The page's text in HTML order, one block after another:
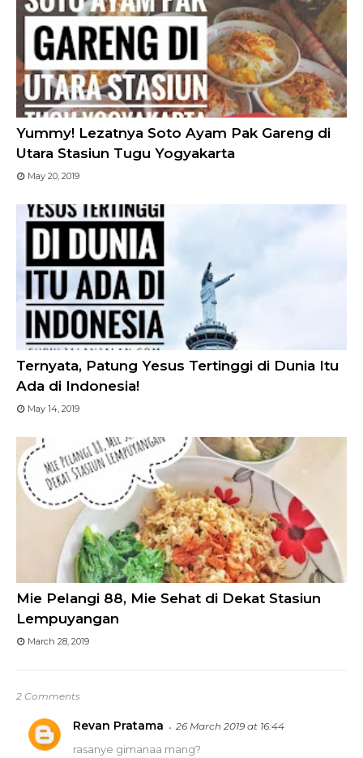
Yummy! Lezatnya Soto Ayam Pak Gareng di
Utara Stasiun Tugu Yogyakarta
May 20, 2019
Ternyata, Patung Yesus Tertinggi di Dunia Itu
Ada di Indonesia!
May 14, 2019
Mie Pelangi 88, Mie Sehat di Dekat Stasiun
Lempuyangan
March 28, 2019
2 Comments
Revan Pratama 26 March 2019 at 16:44
rasanye gimanaa mang?